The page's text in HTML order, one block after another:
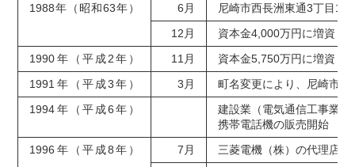
1988年（昭和63年）
6月
尼崎市西長洲東通3丁目10
12月
資本金4,000万円に増資
1990年（平成2年）
11月
資本金5,750万円に増資
1991年（平成3年）
3月
町名変更により、尼崎市
1994年（平成6年）
建設業（電気通信工事業
携帯電話機の販売開始
1996年（平成8年）
7月
三菱電機（株）の代理店に